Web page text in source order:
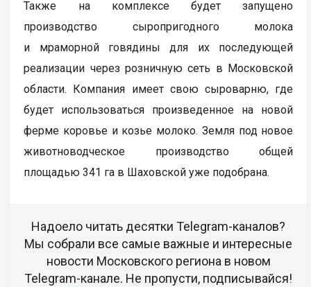
Также на комплексе будет запущено
производство сыропригодного молока
и мраморной говядины для их последующей
реализации через розничную сеть в Московской
области. Компания имеет свою сыроварню, где
будет использоваться произведенное на новой
ферме коровье и козье молоко. Земля под новое
животноводческое производство общей
площадью 341 га в Шаховской уже подобрана.
Надоело читать десятки Telegram-каналов?
Мы собрали все самые важные и интересные
новости Московского региона в новом
Telegram-канале. Не пропусти, подписывайся!